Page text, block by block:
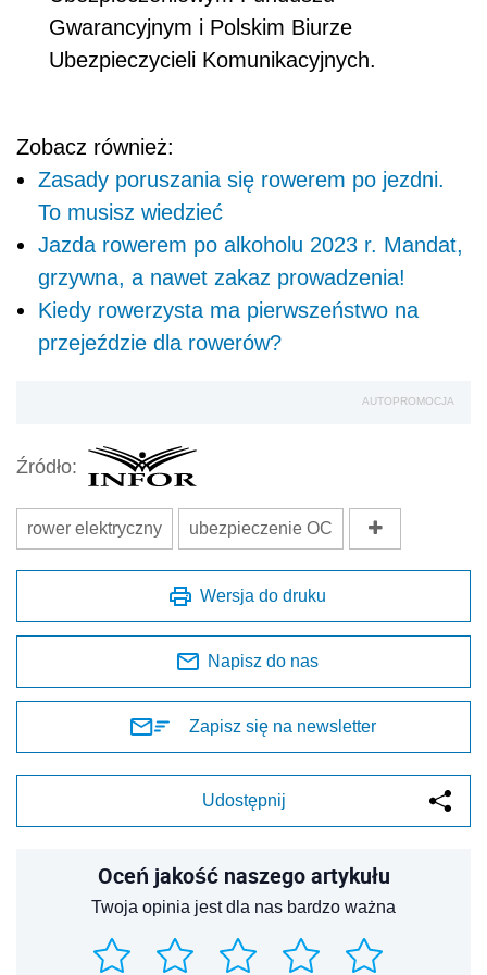
Gwarancyjnym i Polskim Biurze
Ubezpieczycieli Komunikacyjnych.
Zobacz również:
Zasady poruszania się rowerem po jezdni.
To musisz wiedzieć
Jazda rowerem po alkoholu 2023 r. Mandat,
grzywna, a nawet zakaz prowadzenia!
Kiedy rowerzysta ma pierwszeństwo na
przejeździe dla rowerów?
AUTOPROMOCJA
Źródło:
rower elektryczny ubezpieczenie OC
Wersja do druku
Napisz do nas
Zapisz się na newsletter
Udostępnij
Oceń jakość naszego artykułu
Twoja opinia jest dla nas bardzo ważna